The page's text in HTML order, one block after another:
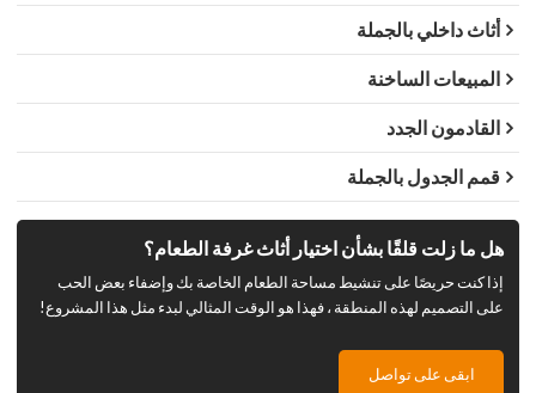
أثاث داخلي بالجملة
المبيعات الساخنة
القادمون الجدد
قمم الجدول بالجملة
هل ما زلت قلقًا بشأن اختيار أثاث غرفة الطعام؟
إذا كنت حريصًا على تنشيط مساحة الطعام الخاصة بك وإضفاء بعض الحب
على التصميم لهذه المنطقة ، فهذا هو الوقت المثالي لبدء مثل هذا المشروع!
ابقى على تواصل